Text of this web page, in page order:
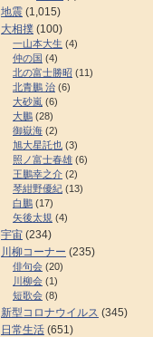
地震 (1,015)
大相撲 (100)
一山本大生 (4)
仲の国 (4)
北の富士勝昭 (11)
北青鵬 治 (6)
大砂嵐 (6)
大鵬 (28)
御嶽海 (2)
旭大星託也 (3)
照ノ富士春雄 (6)
王鵬幸之介 (2)
琴紺野優紀 (13)
白鵬 (17)
矢後太規 (4)
宇宙 (234)
川柳コーナー (235)
俳句会 (20)
川柳会 (1)
短歌会 (8)
新型コロナウイルス (345)
日常生活 (651)